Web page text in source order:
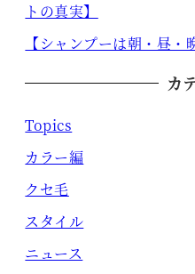
トの真実】
【シャンプーは朝・昼・
カ
Topics
カラー編
クセ毛
スタイル
ニュース